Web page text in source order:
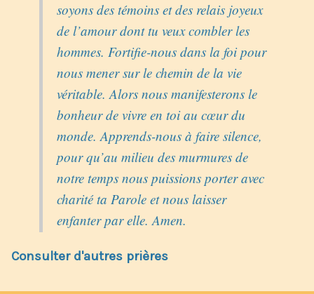
soyons des témoins et des relais joyeux
de l’amour dont tu veux combler les
hommes. Fortifie-nous dans la foi pour
nous mener sur le chemin de la vie
véritable. Alors nous manifesterons le
bonheur de vivre en toi au cœur du
monde. Apprends-nous à faire silence,
pour qu’au milieu des murmures de
notre temps nous puissions porter avec
charité ta Parole et nous laisser
enfanter par elle. Amen.
Consulter d'autres prières